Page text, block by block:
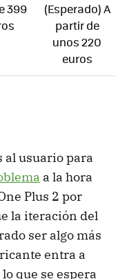
399
(Esperado) A
partir de
unos 220
euros
al usuario para
a la hora
Plus 2 por
la iteración del
ser algo más
entra a
que se espera